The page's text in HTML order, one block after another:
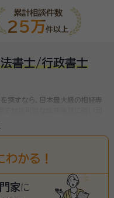
累計相談件数
25万件以上
書士/行政書士
探すなら、日本最大級の相続専
わかる！
家に